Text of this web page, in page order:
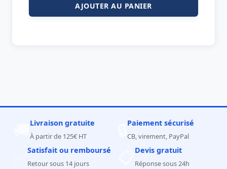
AJOUTER AU PANIER
Livraison gratuite
À partir de 125€ HT
Paiement sécurisé
CB, virement, PayPal
Satisfait ou remboursé
Retour sous 14 jours
Devis gratuit
Réponse sous 24h